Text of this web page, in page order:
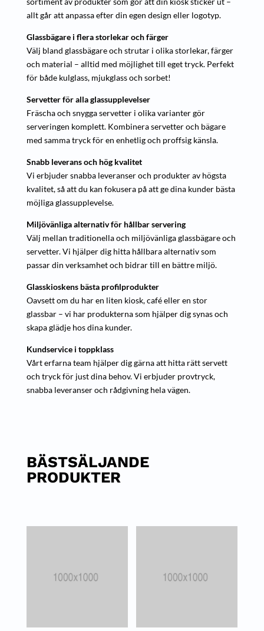
allt går att anpassa efter din egen design eller logotyp.
Glassbägare i flera storlekar och färger
Välj bland glassbägare och strutar i olika storlekar, färger
och material – alltid med möjlighet till eget tryck. Perfekt
för både kulglass, mjukglass och sorbet!
Servetter för alla glassupplevelser
Fräscha och snygga servetter i olika varianter gör
serveringen komplett. Kombinera servetter och bägare
med samma tryck för en enhetlig och proffsig känsla.
Snabb leverans och hög kvalitet
Vi erbjuder snabba leveranser och produkter av högsta
kvalitet, så att du kan fokusera på att ge dina kunder bästa
möjliga glassupplevelse.
Miljövänliga alternativ för hållbar servering
Välj mellan traditionella och miljövänliga glassbägare och
servetter. Vi hjälper dig hitta hållbara alternativ som
passar din verksamhet och bidrar till en bättre miljö.
Glasskioskens bästa profilprodukter
Oavsett om du har en liten kiosk, café eller en stor
glassbar – vi har produkterna som hjälper dig synas och
skapa glädje hos dina kunder.
Kundservice i toppklass
Vårt erfarna team hjälper dig gärna att hitta rätt servett
och tryck för just dina behov. Vi erbjuder provtryck,
snabba leveranser och rådgivning hela vägen.
BÄSTSÄLJANDE
PRODUKTER